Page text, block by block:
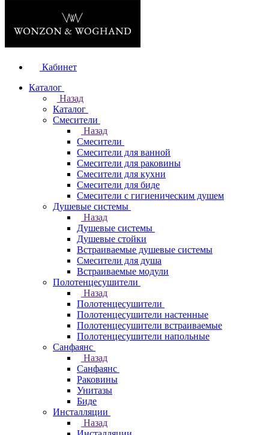
Кабинет
Каталог
Назад
Каталог
Смесители
Назад
Смесители
Смесители для ванной
Смесители для раковины
Смесители для кухни
Смесители для биде
Смесители с гигиеническим душем
Душевые системы
Назад
Душевые системы
Душевые стойки
Встраиваемые душевые системы
Смесители для душа
Встраиваемые модули
Полотенцесушители
Назад
Полотенцесушители
Полотенцесушители настенные
Полотенцесушители встраиваемые
Полотенцесушители напольные
Санфаянс
Назад
Санфаянс
Раковины
Унитазы
Биде
Инсталляции
Назад